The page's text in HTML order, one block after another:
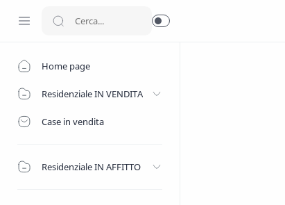
Home page
Residenziale IN VENDITA
Case in vendita
Residenziale IN AFFITTO